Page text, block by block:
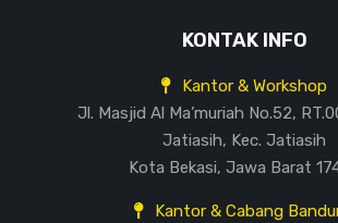
KONTAK INFO
Kantor & Workshop
Jl. Masjid Al Ma’muriah No.52,
Jatiasih, Kec. Jatiasih
Kota Bekasi, Jawa Barat
Kantor & Cabang